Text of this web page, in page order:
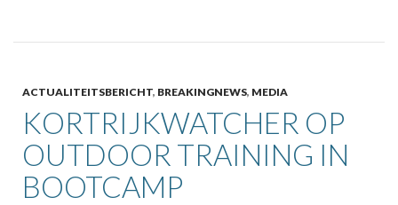
ACTUALITEITSBERICHT, BREAKINGNEWS, MEDIA
KORTRIJKWATCHER OP
OUTDOOR TRAINING IN
BOOTCAMP